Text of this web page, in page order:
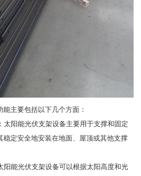
主要包括以下几个方面：
太阳能光伏支架设备主要用于支撑和固定
稳定安全地安装在地面、屋顶或其他支撑
阳能光伏支架设备可以根据太阳高度和光